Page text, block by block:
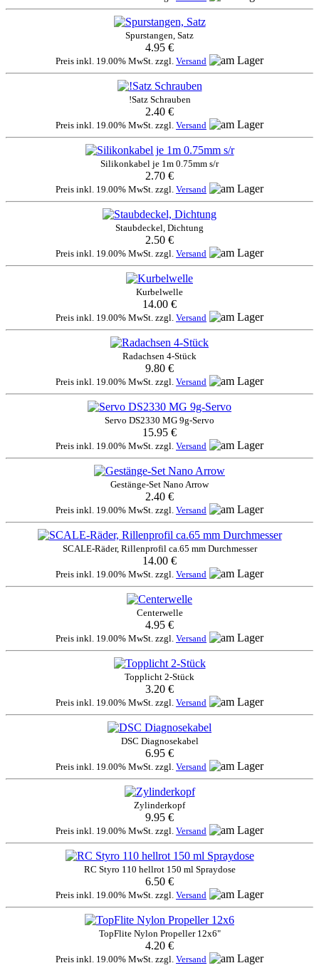
Spurstangen, Satz
4.95 €
Preis inkl. 19.00% MwSt. zzgl. Versand
!Satz Schrauben
2.40 €
Preis inkl. 19.00% MwSt. zzgl. Versand
Silikonkabel je 1m 0.75mm s/r
2.70 €
Preis inkl. 19.00% MwSt. zzgl. Versand
Staubdeckel, Dichtung
2.50 €
Preis inkl. 19.00% MwSt. zzgl. Versand
Kurbelwelle
14.00 €
Preis inkl. 19.00% MwSt. zzgl. Versand
Radachsen 4-Stück
9.80 €
Preis inkl. 19.00% MwSt. zzgl. Versand
Servo DS2330 MG 9g-Servo
15.95 €
Preis inkl. 19.00% MwSt. zzgl. Versand
Gestänge-Set Nano Arrow
2.40 €
Preis inkl. 19.00% MwSt. zzgl. Versand
SCALE-Räder, Rillenprofil ca.65 mm Durchmesser
14.00 €
Preis inkl. 19.00% MwSt. zzgl. Versand
Centerwelle
4.95 €
Preis inkl. 19.00% MwSt. zzgl. Versand
Topplicht 2-Stück
3.20 €
Preis inkl. 19.00% MwSt. zzgl. Versand
DSC Diagnosekabel
6.95 €
Preis inkl. 19.00% MwSt. zzgl. Versand
Zylinderkopf
9.95 €
Preis inkl. 19.00% MwSt. zzgl. Versand
RC Styro 110 hellrot 150 ml Spraydose
6.50 €
Preis inkl. 19.00% MwSt. zzgl. Versand
TopFlite Nylon Propeller 12x6"
4.20 €
Preis inkl. 19.00% MwSt. zzgl. Versand